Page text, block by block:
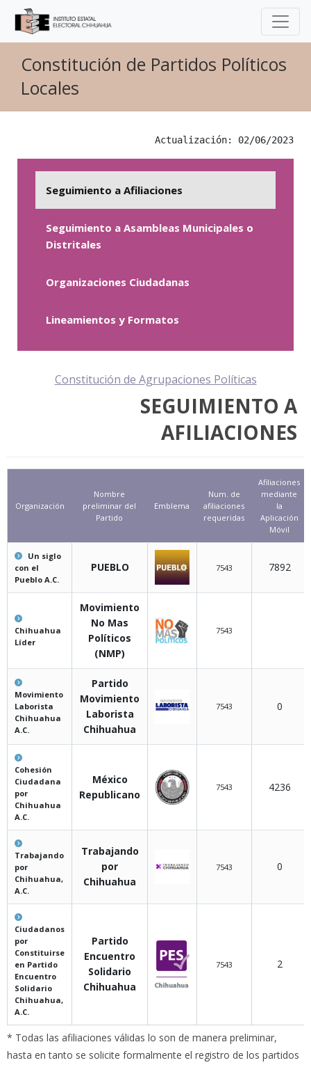
Constitución de Partidos Políticos
Locales
Actualización: 02/06/2023
Seguimiento a Afiliaciones
Seguimiento a Asambleas Municipales o
Distritales
Organizaciones Ciudadanas
Lineamientos y Formatos
Constitución de Agrupaciones Políticas
SEGUIMIENTO A
AFILIACIONES
Organización
Nombre
preliminar del
Partido
Emblema
Num. de
afiliaciones
requeridas
Afiliaciones
mediante
la
Aplicación
Móvil
Un siglo
con el
Pueblo A.C.
PUEBLO 7543 7892
Chihuahua
Líder
Movimiento
No Mas
Políticos
(NMP)
7543
Movimiento
Laborista
Chihuahua
A.C.
Partido
Movimiento
Laborista
Chihuahua
7543 0
Cohesión
Ciudadana
por
Chihuahua
A.C.
México
Republicano
7543 4236
Trabajando
por
Chihuahua,
A.C.
Trabajando
por
Chihuahua
7543 0
Ciudadanos
por
Constituirse
en Partido
Encuentro
Solidario
Chihuahua,
A.C.
Partido
Encuentro
Solidario
Chihuahua
7543 2
* Todas las afiliaciones válidas lo son de manera preliminar,
hasta en tanto se solicite formalmente el registro de los partidos